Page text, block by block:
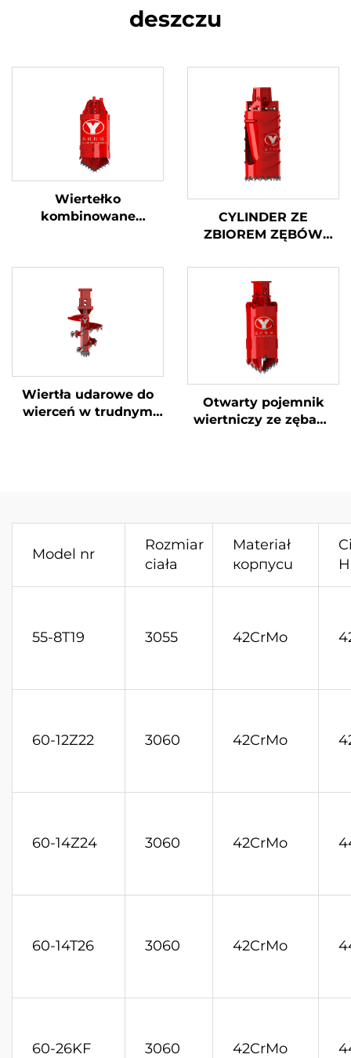
deszczu
Wiertełko
kombinowane
CYLINDER ZE
ZBIOREM ZĘBÓW
Wiertła udarowe do
wierceń w trudnym
Otwarty pojemnik
wiertniczy ze zębami
Model nr
Rozmiar
ciała
Materiał
корпусu
55-8T19 3055 42CrMo
60-12Z22 3060 42CrMo
60-14Z24 3060 42CrMo
60-14T26 3060 42CrMo
60-26KF 3060 42CrMo